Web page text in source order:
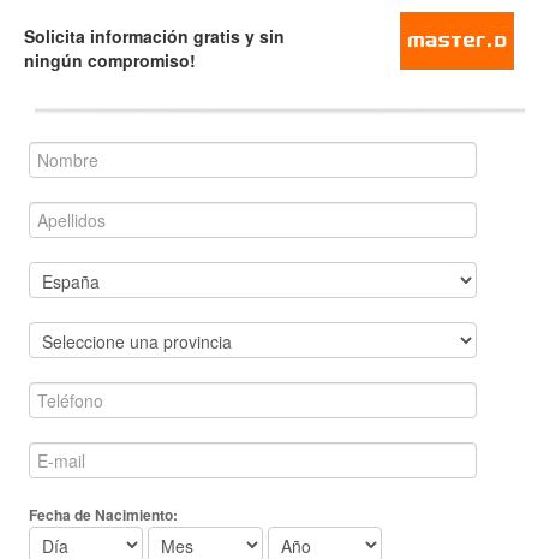
Solicita información gratis y sin
ningún compromiso!
Fecha de Nacimiento: